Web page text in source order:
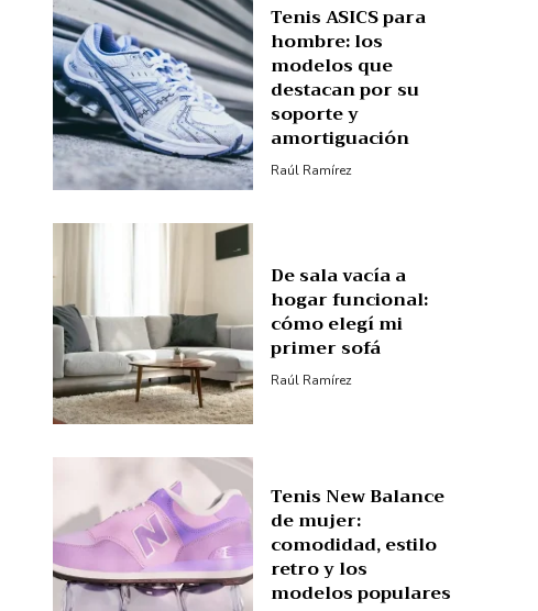
Tenis ASICS para
hombre: los
modelos que
destacan por su
soporte y
amortiguación
Raúl Ramírez
De sala vacía a
hogar funcional:
cómo elegí mi
primer sofá
Raúl Ramírez
Tenis New Balance
de mujer:
comodidad, estilo
retro y los
modelos populares